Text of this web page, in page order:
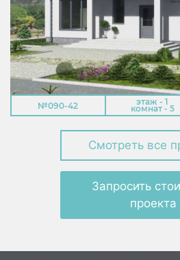
№090-42 этаж - 1
комнат - 5
Смотреть все
Запросить
проекта